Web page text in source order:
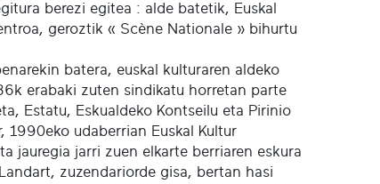
berezi egitea : alde batetik, Euskal
geroztik « Scène Nationale » bihurtu
batera, euskal kulturaren aldeko
erabaki zuten sindikatu horretan parte
Estatu, Eskualdeko Kontseilu eta Pirinio
udaberrian Euskal Kultur
jauregia jarri zuen elkarte berriaren eskura
zuzendariorde gisa, bertan hasi